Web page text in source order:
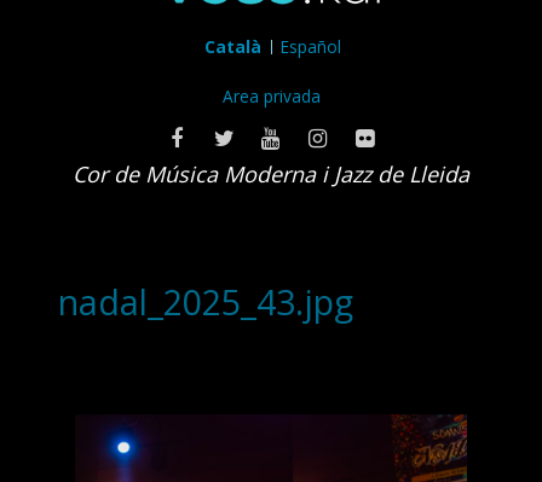
Català Español
Area privada
Cor de Música Moderna i Jazz de Lleida
nadal_2025_43.jpg